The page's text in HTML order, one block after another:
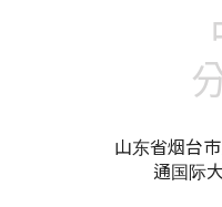
山东省烟台
通国际